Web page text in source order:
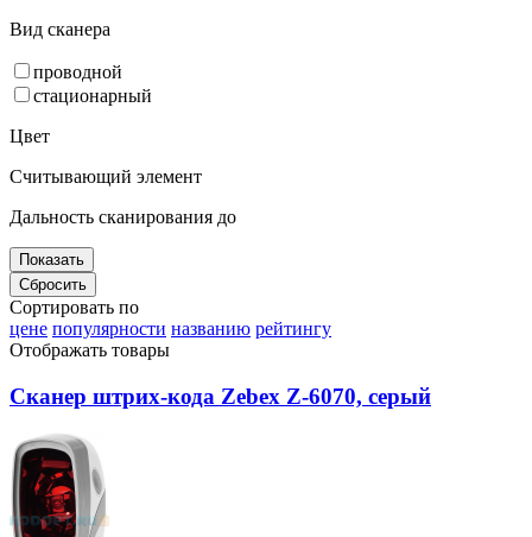
Вид сканера
проводной
стационарный
Цвет
Считывающий элемент
Дальность сканирования до
Сортировать по
цене популярности названию рейтингу
Отображать товары
Сканер штрих-кода Zebex Z-6070, серый